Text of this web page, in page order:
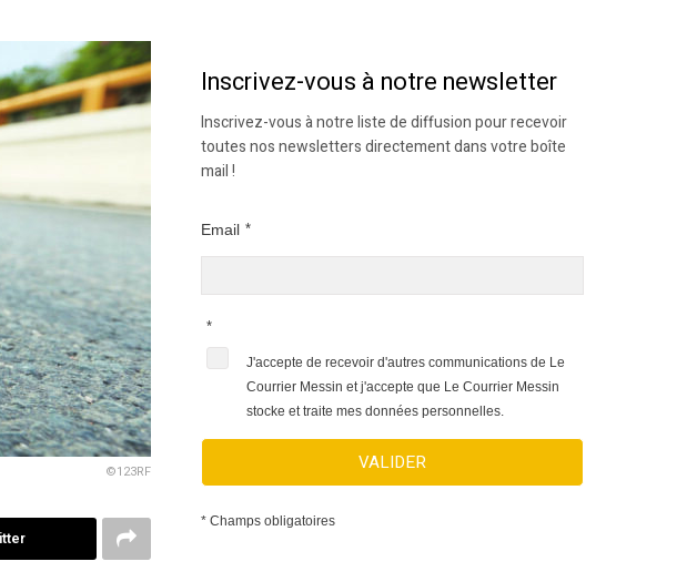
©123RF
Inscrivez-vous à notre newsletter
Inscrivez-vous à notre liste de diffusion pour recevoir
toutes nos newsletters directement dans votre boîte
mail !
Email *
*
J'accepte de recevoir d'autres communications de Le
Courrier Messin et j'accepte que Le Courrier Messin
stocke et traite mes données personnelles.
VALIDER
* Champs obligatoires